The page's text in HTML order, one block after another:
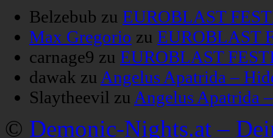
Belzebub zu EUROBLAST
Max Gregorio zu EUROBLAST
carnage9 zu EUROBLAST
dawak zu Angelus Apatrida –
Slaytheevil zu Angelus Apatrida
© Demonic-Nights.at –